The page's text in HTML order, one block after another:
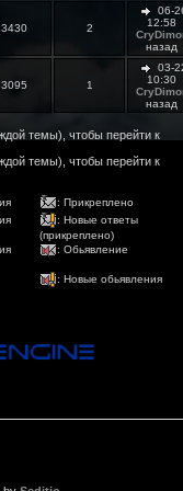
3430 2
06-
12:58
назад
3095 1
03-
10:30
назад
темы), чтобы перейти к
темы), чтобы перейти к
: Прикреплено
: Новые ответы
(прикреплено)
: Обьявление
: Новые обьявления